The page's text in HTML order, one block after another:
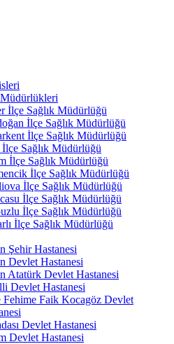
İlçe Sağlık Müdürlüğü
İlçe Sağlık Müdürlüğü
İlçe Sağlık Müdürlüğü
Sağlık Müdürlüğü
İlçe Sağlık Müdürlüğü
İlçe Sağlık Müdürlüğü
İlçe Sağlık Müdürlüğü
İlçe Sağlık Müdürlüğü
İlçe Sağlık Müdürlüğü
İlçe Sağlık Müdürlüğü
Şehir Hastanesi
Devlet Hastanesi
Atatürk Devlet Hastanesi
Devlet Hastanesi
Fehime Faik Kocagöz Devlet
Devlet Hastanesi
Devlet Hastanesi